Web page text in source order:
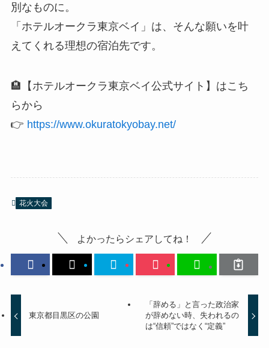
別なものに。
「ホテルオークラ東京ベイ」は、そんな願いを叶
えてくれる理想の宿泊先です。
🏨【ホテルオークラ東京ベイ公式サイト】はこち
らから
👉 https://www.okuratokyobay.net/
花火大会
よかったらシェアしてね！
東京都目黒区の公園
「辞める」と言った政治家
が辞めない時、失われるの
は“信頼”ではなく“定義”